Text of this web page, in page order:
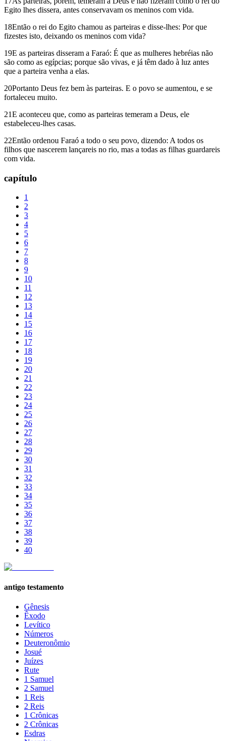
Egito lhes dissera, antes conservavam os meninos com vida.
18Então o rei do Egito chamou as parteiras e disse-lhes: Por que
fizestes isto, deixando os meninos com vida?
19E as parteiras disseram a Faraó: É que as mulheres hebréias não
são como as egípcias; porque são vivas, e já têm dado à luz antes
que a parteira venha a elas.
20Portanto Deus fez bem às parteiras. E o povo se aumentou, e se
fortaleceu muito.
21E aconteceu que, como as parteiras temeram a Deus, ele
estabeleceu-lhes casas.
22Então ordenou Faraó a todo o seu povo, dizendo: A todos os
filhos que nascerem lançareis no rio, mas a todas as filhas guardareis
com vida.
capítulo
1
2
3
4
5
6
7
8
9
10
11
12
13
14
15
16
17
18
19
20
21
22
23
24
25
26
27
28
29
30
31
32
33
34
35
36
37
38
39
40
antigo testamento
Gênesis
Êxodo
Levítico
Números
Deuteronômio
Josué
Juízes
Rute
1 Samuel
2 Samuel
1 Reis
2 Reis
1 Crônicas
2 Crônicas
Esdras